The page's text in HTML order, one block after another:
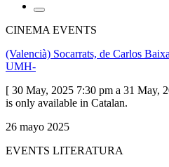
CINEMA EVENTS
(Valencià) Socarrats, de Carlos
UMH-
[ 30 May, 2025 7:30 pm a 31 May,
is only available in Catalan.
26 mayo 2025
EVENTS LITERATURA